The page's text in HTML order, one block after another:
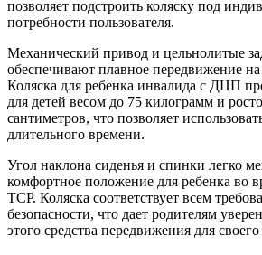
позволяет подстроить коляску под
потребности пользователя.
Механический привод и цельнолитые
обеспечивают плавное передвижение
Коляска для ребенка инвалида с ДЦП
для детей весом до 75 килограмм и
сантиметров, что позволяет
длительного времени.
Угол наклона сиденья и спинки легко
комфортное положение для ребенка во
ТСР. Коляска соответствует всем
безопасности, что дает родителям
этого средства передвижения для